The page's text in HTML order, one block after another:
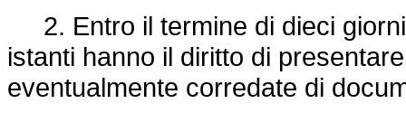
2. Entro il termine di dieci
istanti hanno il diritto di
eventualmente corredate di